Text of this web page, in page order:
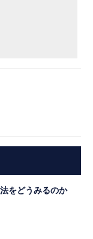
をどうみるのか